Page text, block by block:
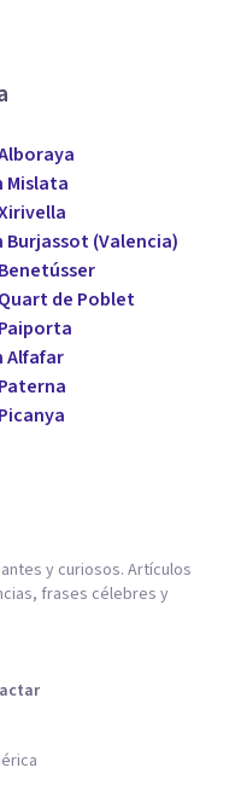
Mislata
Burjassot (Valencia)
de Poblet
Alfafar
y curiosos. Artículos
frases célebres y